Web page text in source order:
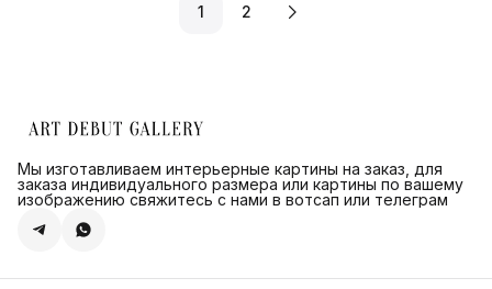
1
2
Мы изготавливаем интерьерные картины на заказ, для
заказа индивидуального размера или картины по вашему
изображению свяжитесь с нами в вотсап или телеграм